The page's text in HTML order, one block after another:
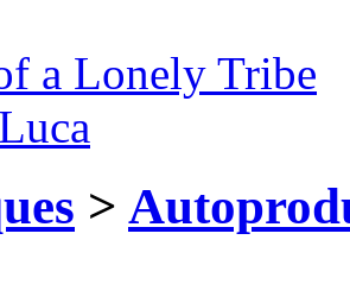
a Lonely Tribe
>